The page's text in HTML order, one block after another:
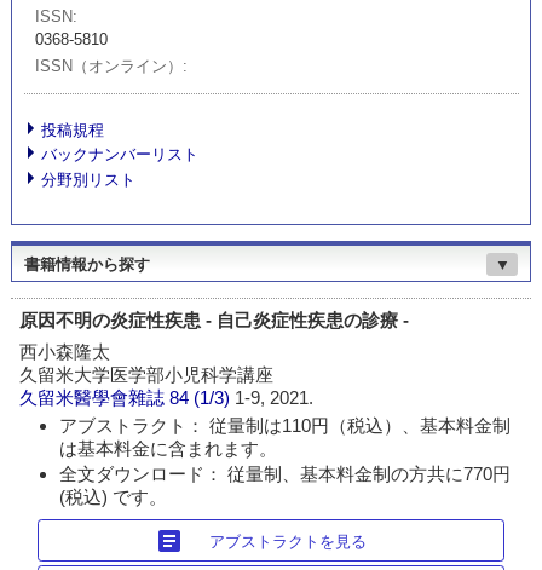
ISSN
0368-5810
ISSN（オンライン）
投稿規程
バックナンバーリスト
分野別リスト
書籍情報から探す ▼
原因不明の炎症性疾患 - 自己炎症性疾患の診療 -
西小森隆太
久留米大学医学部小児科学講座
久留米醫學會雜誌 84 (1/3) 1-9, 2021.
アブストラクト： 従量制は110円（税込）、基本料金制
は基本料金に含まれます。
全文ダウンロード： 従量制、基本料金制の方共に770円
(税込) です。
article アブストラクトを見る